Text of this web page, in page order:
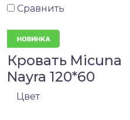
Сравнить
Кровать Micuna
Nayra 120*60
Цвет